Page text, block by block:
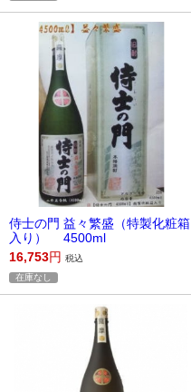
侍士の門 益々繁盛（特製化粧箱
入り） 4500ml
16,753円 税込
在庫なし